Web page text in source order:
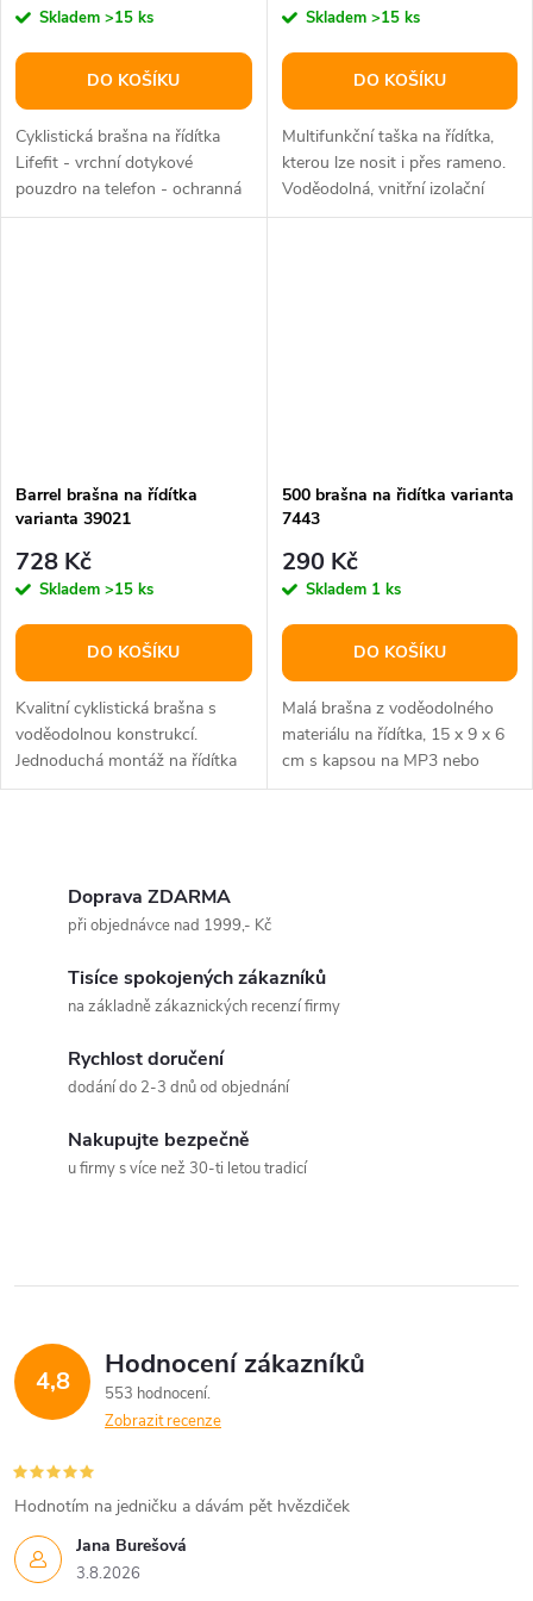
Skladem >15 ks
DO KOŠÍKU
Cyklistická brašna na řídítka
Lifefit - vrchní dotykové
pouzdro na telefon - ochranná
pláštěnka - nastavitelný...
Skladem >15 ks
DO KOŠÍKU
Multifunkční taška na řídítka,
kterou lze nosit i přes rameno.
Voděodolná, vnitřní izolační
vrstva pro uchování teploty.
Barrel brašna na řídítka
varianta 39021
728 Kč
Skladem >15 ks
DO KOŠÍKU
Kvalitní cyklistická brašna s
voděodolnou konstrukcí.
Jednoduchá montáž na řídítka
pomocí suchých zipů, objem 10
500 brašna na řidítka varianta
7443
290 Kč
Skladem 1 ks
DO KOŠÍKU
Malá brašna z voděodolného
materiálu na řídítka, 15 x 9 x 6
cm s kapsou na MP3 nebo
klasický menší mobil.
r
v
k
y
v
ý
p
Doprava ZDARMA
při objednávce nad 1999,- Kč
Tisíce spokojených zákazníků
na základně zákaznických recenzí firmy
Rychlost doručení
dodání do 2-3 dnů od objednání
Nakupujte bezpečně
u firmy s více než 30-ti letou tradicí
4,8 Hodnocení zákazníků
553 hodnocení
Zobrazit recenze
Jana Burešová
3.8.2026
Hodnotím na jedničku a dávám pět hvězdiček